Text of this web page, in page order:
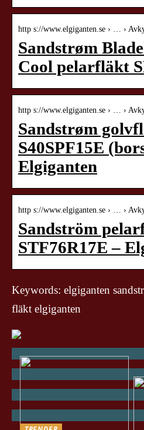
http s://www.elgiganten.se › … ›
Sandstrøm
Cool pelarfläkt
http s://www.elgiganten.se › … ›
Sandstrøm
S40SPF15E
Elgiganten
http s://www.elgiganten.se › … ›
Sandström
STF76R17E –
Keywords: elgiganten
fläkt elgiganten